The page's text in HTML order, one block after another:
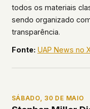
todos os materiais
sendo organizado
transparência.
Fonte: UAP News no
SÁBADO, 30 DE MAIO